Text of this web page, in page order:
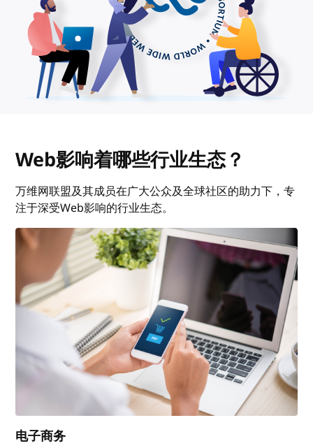
Web影响着哪些行业生态？
万维网联盟及其成员在广大公众及全球社区的助力下，专
注于深受Web影响的行业生态。
电子商务